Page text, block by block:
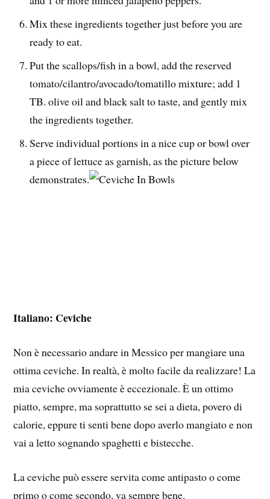
Mix these ingredients together just before you are
ready to eat.
Put the scallops/fish in a bowl, add the reserved
tomato/cilantro/avocado/tomatillo mixture; add 1
TB. olive oil and black salt to taste, and gently mix
the ingredients together.
Serve individual portions in a nice cup or bowl over
a piece of lettuce as garnish, as the picture below
demonstrates.
Italiano: Ceviche
Non è necessario andare in Messico per mangiare una
ottima ceviche. In realtà, è molto facile da realizzare! La
mia ceviche ovviamente è eccezionale. È un ottimo
piatto, sempre, ma soprattutto se sei a dieta, povero di
calorie, eppure ti senti bene dopo averlo mangiato e non
vai a letto sognando spaghetti e bistecche.
La ceviche può essere servita come antipasto o come
primo o come secondo, va sempre bene.